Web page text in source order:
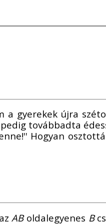
a gyerekek újra
továbbadta
Hogyan
AB oldalegyenes B